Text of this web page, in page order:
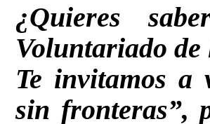
¿Quieres
Voluntariado
Te invitamos a
sin fronteras”,